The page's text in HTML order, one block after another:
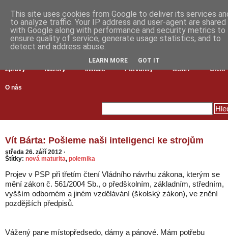
Zprávy Názory Inkluze Pozvánky MŠMT Čtení
O nás
Vít Bárta: Pošleme naši inteligenci ke strojům
středa 26. září 2012 ·
Štítky: nová maturita, polemika
Projev v PSP při třetím čtení Vládního návrhu zákona, kterým se
mění zákon č. 561/2004 Sb., o předškolním, základním, středním,
vyšším odborném a jiném vzdělávání (školský zákon), ve znění
pozdějších předpisů.
Vážený pane místopředsedo, dámy a pánové. Mám potřebu
This site uses cookies from Google to deliver its services
to analyze traffic. Your IP address and user-agent are shared
with Google along with performance and security metrics to
ensure quality of service, generate usage statistics, and to
detect and address abuse.
LEARN MORE GOT IT